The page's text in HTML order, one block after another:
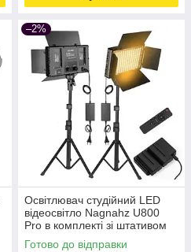
–2%
Освітлювач студійний LED
відеосвітло Nagnahz U800
Pro в комплекті зі штативом
Love&Life -online-multimarket-
Готово до відправки